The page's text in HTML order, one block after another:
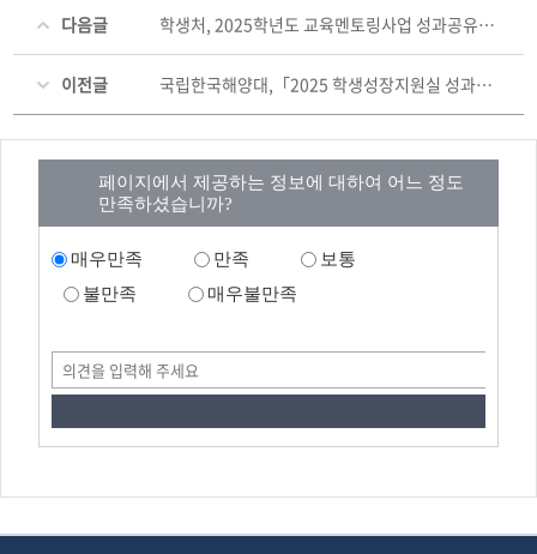
다음글 학생처, 2025학년도 교육멘토링사업 성과공유회 개최
이전글 국립한국해양대,「2025 학생성장지원실 성과공유회」
페이지에서 제공하는 정보에 대하여 어느 정도
만족하셨습니까?
매우만족 만족
보통
불만족
매우불만족